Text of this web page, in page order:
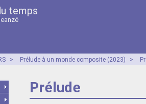
temps
> Prélude à un monde composite (2023) >
Prélude